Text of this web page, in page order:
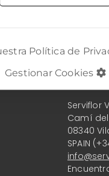
Política de
Gestionar Cookies
Serviflor
Camí
08340
SPAIN